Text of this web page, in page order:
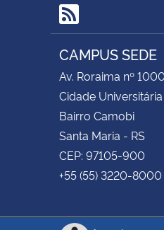
RSS
CAMPUS SEDE
Av. Roraima nº 1000
Cidade Universitária
Bairro Camobi
Santa Maria - RS
CEP: 97105-900
+55 (55) 3220-8000